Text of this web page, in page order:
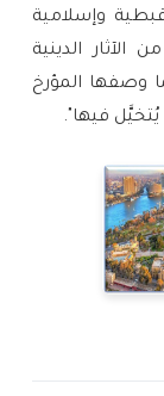
وإسلامية
الدينية
وصفها المؤرخ
فيها".